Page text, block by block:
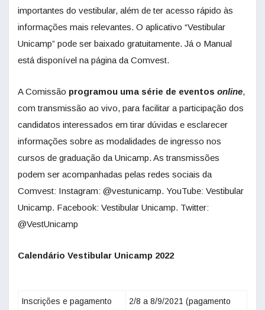
importantes do vestibular, além de ter acesso rápido às
informações mais relevantes. O aplicativo “Vestibular
Unicamp” pode ser baixado gratuitamente. Já o Manual
está disponível na página da Comvest.
A Comissão programou uma série de eventos online,
com transmissão ao vivo, para facilitar a participação dos
candidatos interessados em tirar dúvidas e esclarecer
informações sobre as modalidades de ingresso nos
cursos de graduação da Unicamp. As transmissões
podem ser acompanhadas pelas redes sociais da
Comvest: Instagram: @vestunicamp. YouTube: Vestibular
Unicamp. Facebook: Vestibular Unicamp. Twitter:
@VestUnicamp
Calendário Vestibular Unicamp 2022
Inscrições e pagamento 2/8 a 8/9/2021 (pagamento